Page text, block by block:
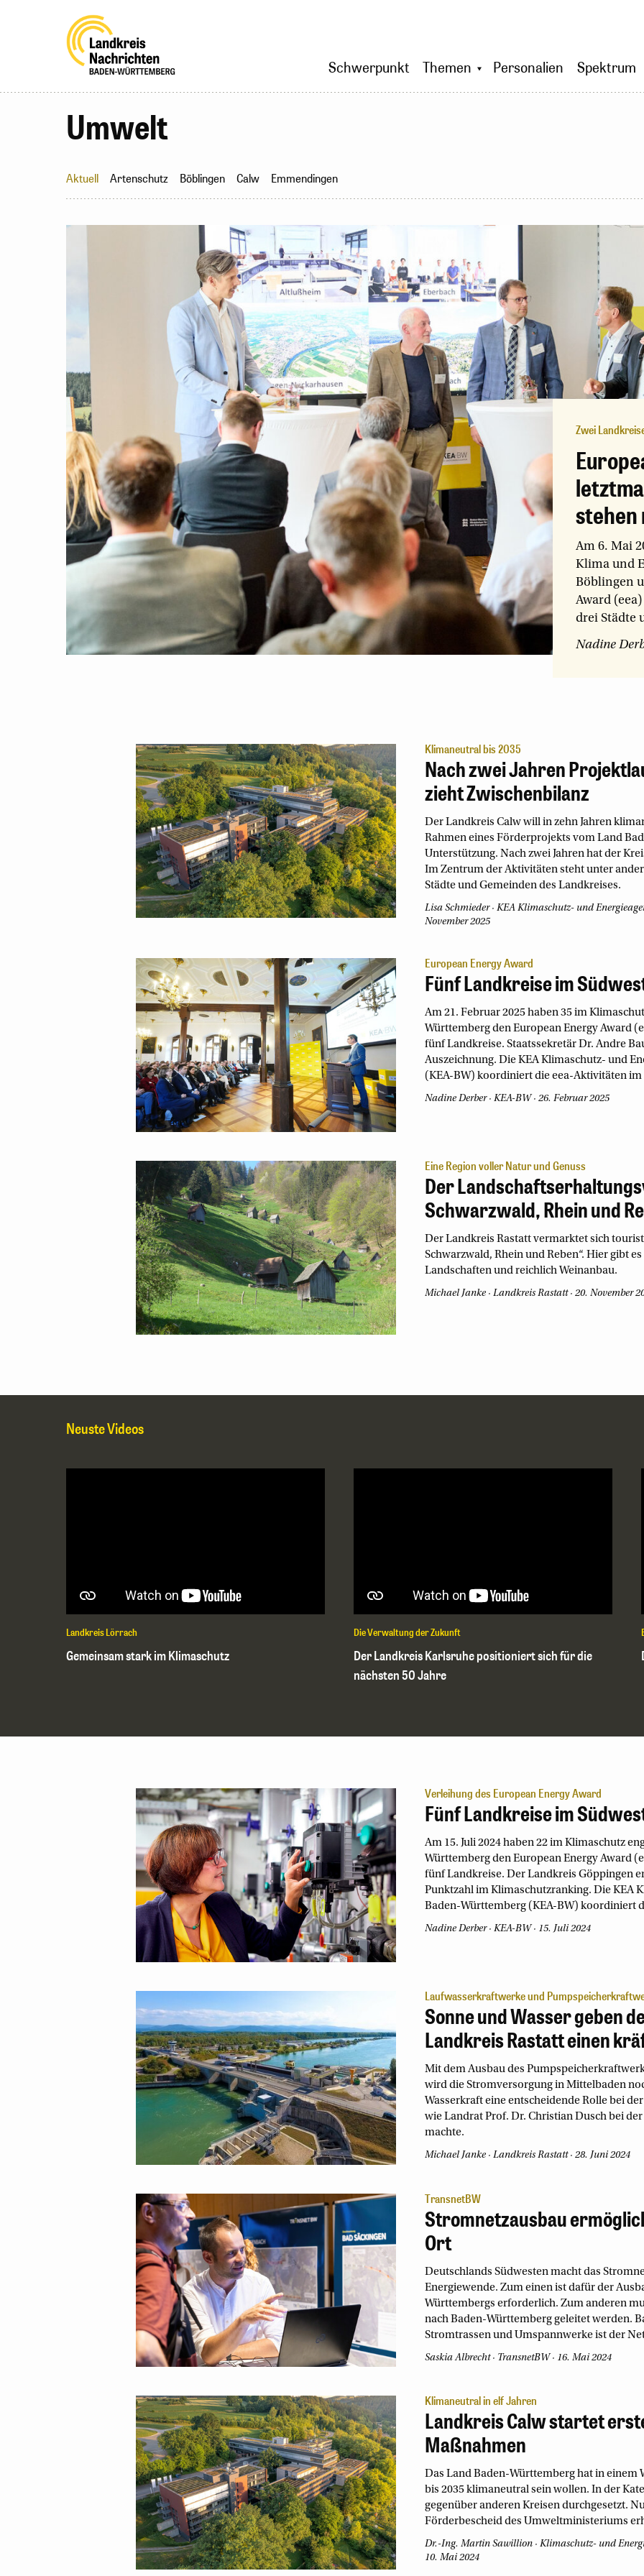
Schwerpunkt Themen Personalien Spektrum
Umwelt
Aktuell Artenschutz Böblingen Calw Emmendingen
Zwei
stehen
Am 6. Mai
Klima und
Böblingen
Award
drei Städte
Nadine
Klimaneutral bis 2035
Nach zwei Jahren
zieht Zwischenbilanz
Der Landkreis Calw will in zehn Jahren
Rahmen eines Förderprojekts vom Land
Unterstützung. Nach zwei Jahren hat der
Im Zentrum der Aktivitäten steht unter
Städte und Gemeinden des Landkreises.
Lisa Schmieder
KEA Klimaschutz- und
November 2025
European Energy Award
Fünf Landkreise im
Am 21. Februar 2025 haben 35 im
Württemberg den European Energy Award
fünf Landkreise. Staatssekretär Dr. Andre
Auszeichnung. Die KEA Klimaschutz- und
(KEA-BW) koordiniert die eea-Aktivitäten im
Nadine Derber KEA-BW 26. Februar 2025
Eine Region voller Natur und Genuss
Der
Schwarzwald, Rhein und
Der Landkreis Rastatt vermarktet sich
Schwarzwald, Rhein und Reben“. Hier gibt
Landschaften und reichlich Weinanbau.
Michael Janke Landkreis Rastatt 20. November
Neuste Videos
Landkreis Lörrach
Gemeinsam stark im Klimaschutz
Die Verwaltung der Zukunft
Der Landkreis Karlsruhe positioniert sich für die
nächsten 50 Jahre
Verleihung des European Energy Award
Fünf Landkreise im
Am 15. Juli 2024 haben 22 im Klimaschutz
Württemberg den European Energy Award
fünf Landkreise. Der Landkreis Göppingen
Punktzahl im Klimaschutzranking. Die KEA
Baden-Württemberg (KEA-BW) koordiniert
Nadine Derber KEA-BW 15. Juli 2024
Laufwasserkraftwerke und
Sonne und Wasser geben
Landkreis Rastatt einen
Mit dem Ausbau des
wird die Stromversorgung in Mittelbaden
Wasserkraft eine entscheidende Rolle bei
wie Landrat Prof. Dr. Christian Dusch bei
machte.
Michael Janke Landkreis Rastatt 28. Juni 2024
TransnetBW
Stromnetzausbau
Ort
Deutschlands Südwesten macht das
Energiewende. Zum einen ist dafür der
Württembergs erforderlich. Zum anderen
nach Baden-Württemberg geleitet werden.
Stromtrassen und Umspannwerke ist der
Saskia Albrecht TransnetBW 16. Mai 2024
Klimaneutral in elf Jahren
Landkreis Calw startet
Maßnahmen
Das Land Baden-Württemberg hat in einem
bis 2035 klimaneutral sein wollen. In der
gegenüber anderen Kreisen durchgesetzt.
Förderbescheid des Umweltministeriums
Dr.-Ing. Martin Sawillion
Klimaschutz- und
10. Mai 2024